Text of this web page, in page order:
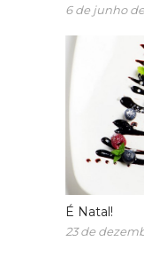
6 de junho de
É Natal!
23 de